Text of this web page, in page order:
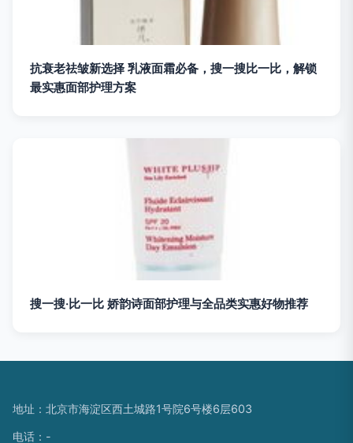
抗衰老祛皱新选择 乳液面霜必备，搜一搜比一比，解锁
最实惠面部护理方案
搜一搜·比一比 娇韵诗面部护理与全品类实惠好物推荐
地址：北京市海淀区西土城路1号院6号楼6层603
电话：-